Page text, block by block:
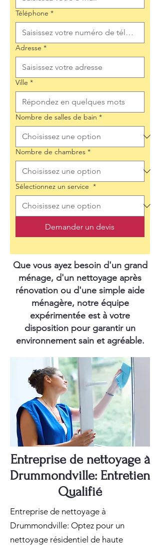
Téléphone *
Adresse *
Ville *
Nombre de salles de bain *
Nombre de chambres *
Sélectionnez un service *
Demander un devis
Que vous ayez besoin d'un grand
ménage, d'un nettoyage après
rénovation ou d'une simple aide
ménagère, notre équipe
expérimentée est à votre
disposition pour garantir un
environnement sain et agréable.
Entreprise de nettoyage à
Drummondville: Entretien
Qualifié
Entreprise de nettoyage à
Drummondville: Optez pour un
nettoyage résidentiel de haute